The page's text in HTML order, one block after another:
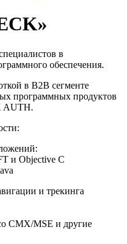
в
обеспечения.
в B2B сегменте
программных продуктов
AUTH.
и Objective C
и трекинга
CMX/MSE и другие